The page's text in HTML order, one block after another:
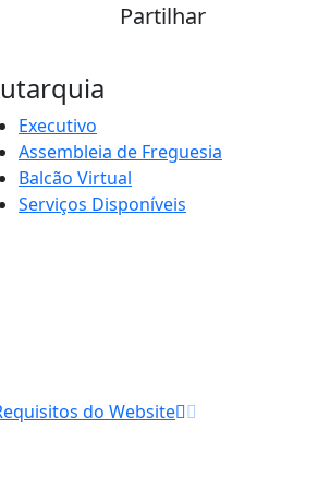
Partilhar
Executivo
Assembleia de Freguesia
Balcão Virtual
Serviços Disponíveis
do Website